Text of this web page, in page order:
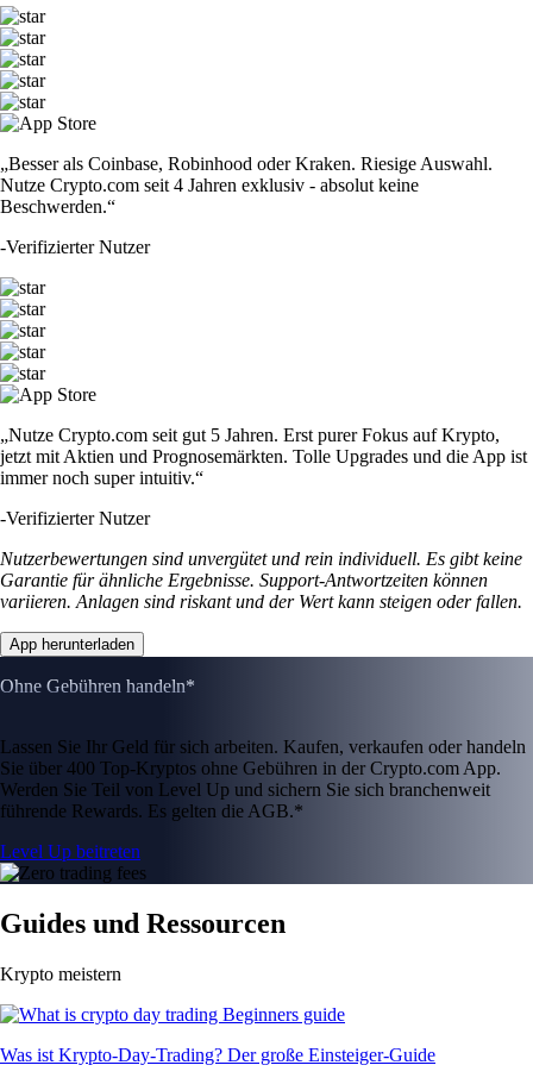
„Besser als Coinbase, Robinhood oder Kraken. Riesige Auswahl.
Nutze Crypto.com seit 4 Jahren exklusiv - absolut keine
Beschwerden.“
-Verifizierter Nutzer
„Nutze Crypto.com seit gut 5 Jahren. Erst purer Fokus auf Krypto,
jetzt mit Aktien und Prognosemärkten. Tolle Upgrades und die App ist
immer noch super intuitiv.“
-Verifizierter Nutzer
Nutzerbewertungen sind unvergütet und rein individuell. Es gibt keine
Garantie für ähnliche Ergebnisse. Support-Antwortzeiten können
variieren. Anlagen sind riskant und der Wert kann steigen oder fallen.
App herunterladen
Ohne Gebühren handeln*
Lassen Sie Ihr Geld für sich arbeiten. Kaufen, verkaufen oder handeln
Sie über 400 Top-Kryptos ohne Gebühren in der Crypto.com App.
Werden Sie Teil von Level Up und sichern Sie sich branchenweit
führende Rewards. Es gelten die AGB.*
Level Up beitreten
Guides und Ressourcen
Krypto meistern
Was ist Krypto-Day-Trading? Der große Einsteiger-Guide